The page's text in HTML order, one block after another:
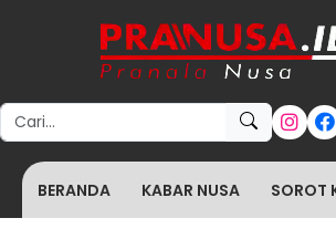
Search for:
BERANDA KABAR NUSA SOROT